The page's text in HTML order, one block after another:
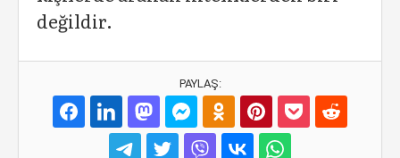
değildir.
PAYLAŞ: